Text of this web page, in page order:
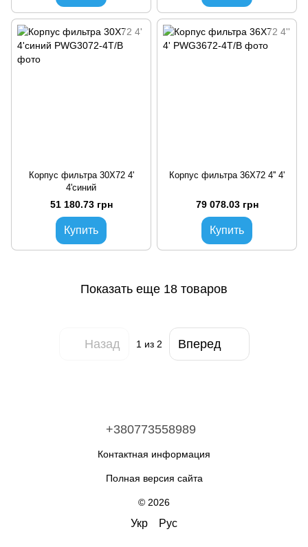
Корпус фильтра 30X72 4'
4'синий
51 180.73 грн
Купить
Корпус фильтра 36X72 4'' 4'
79 078.03 грн
Купить
Показать еще 18 товаров
Назад 1из 2 Вперед
+380773558989
Контактная информация
Полная версия сайта
© 2026
Укр Рус